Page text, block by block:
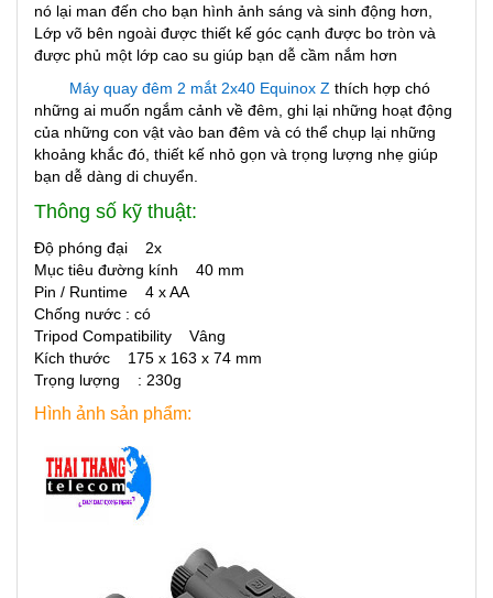
nó lại man đến cho bạn hình ảnh sáng và sinh động hơn,
Lớp võ bên ngoài được thiết kế góc cạnh được bo tròn và
được phủ một lớp cao su giúp bạn dễ cầm nắm hơn
Máy quay đêm 2 mắt 2x40 Equinox Z thích hợp chó
những ai muốn ngắm cảnh về đêm, ghi lại những hoạt động
của những con vật vào ban đêm và có thể chụp lại những
khoảng khắc đó, thiết kế nhỏ gọn và trọng lượng nhẹ giúp
bạn dễ dàng di chuyển.
Thông số kỹ thuật:
Độ phóng đại 2x
Mục tiêu đường kính 40 mm
Pin / Runtime 4 x AA
Chống nước : có
Tripod Compatibility Vâng
Kích thước 175 x 163 x 74 mm
Trọng lượng : 230g
Hình ảnh sản phẩm: